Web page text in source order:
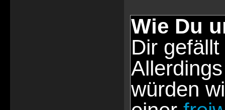
Wie Du
Dir
würden